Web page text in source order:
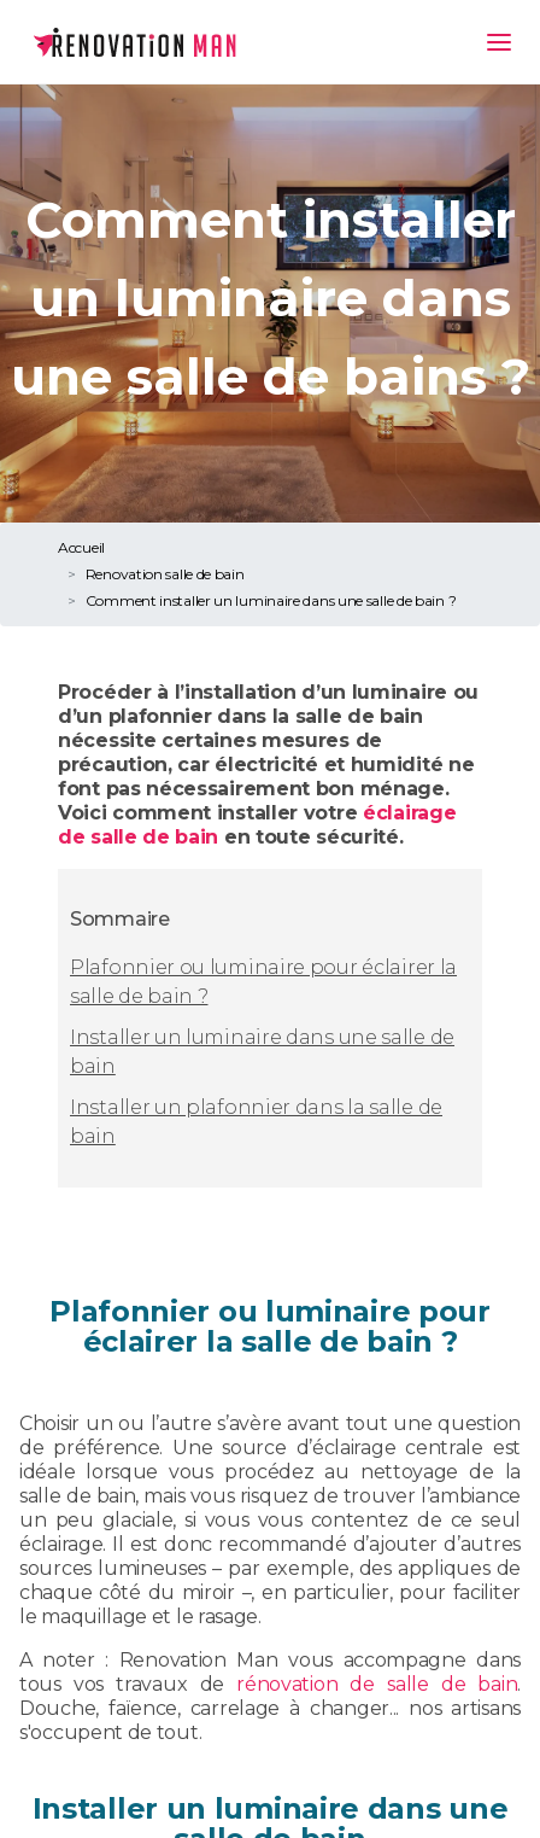
Comment installer
un luminaire dans
une salle de bains ?
Accueil
Renovation salle de bain
Comment installer un luminaire dans une salle de bain ?
Procéder à l’installation d’un luminaire ou
d’un plafonnier dans la salle de bain
nécessite certaines mesures de
précaution, car électricité et humidité ne
font pas nécessairement bon ménage.
Voici comment installer votre éclairage
de salle de bain en toute sécurité.
Sommaire
Plafonnier ou luminaire pour éclairer la
salle de bain ?
Installer un luminaire dans une salle de
bain
Installer un plafonnier dans la salle de
bain
Plafonnier ou luminaire pour
éclairer la salle de bain ?
Choisir un ou l’autre s’avère avant tout une question
de préférence. Une source d’éclairage centrale est
idéale lorsque vous procédez au nettoyage de la
salle de bain, mais vous risquez de trouver l’ambiance
un peu glaciale, si vous vous contentez de ce seul
éclairage. Il est donc recommandé d’ajouter d’autres
sources lumineuses – par exemple, des appliques de
chaque côté du miroir –, en particulier, pour faciliter
le maquillage et le rasage.
A noter : Renovation Man vous accompagne dans
tous vos travaux de rénovation de salle de bain.
Douche, faïence, carrelage à changer... nos artisans
s'occupent de tout.
Installer un luminaire dans une